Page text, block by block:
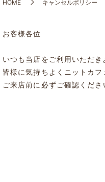
HOME キャンセルポリシー
お客様各位
いつも当店をご利用いただき
皆様に気持ちよくニットカ
ご来店前に必ずご確認くださ